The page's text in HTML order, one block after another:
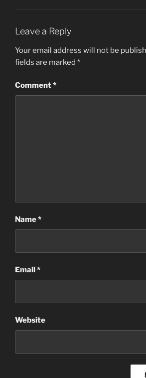
Leave a Reply
Your email address will not be
fields are marked *
Comment*
Name*
Email *
Website